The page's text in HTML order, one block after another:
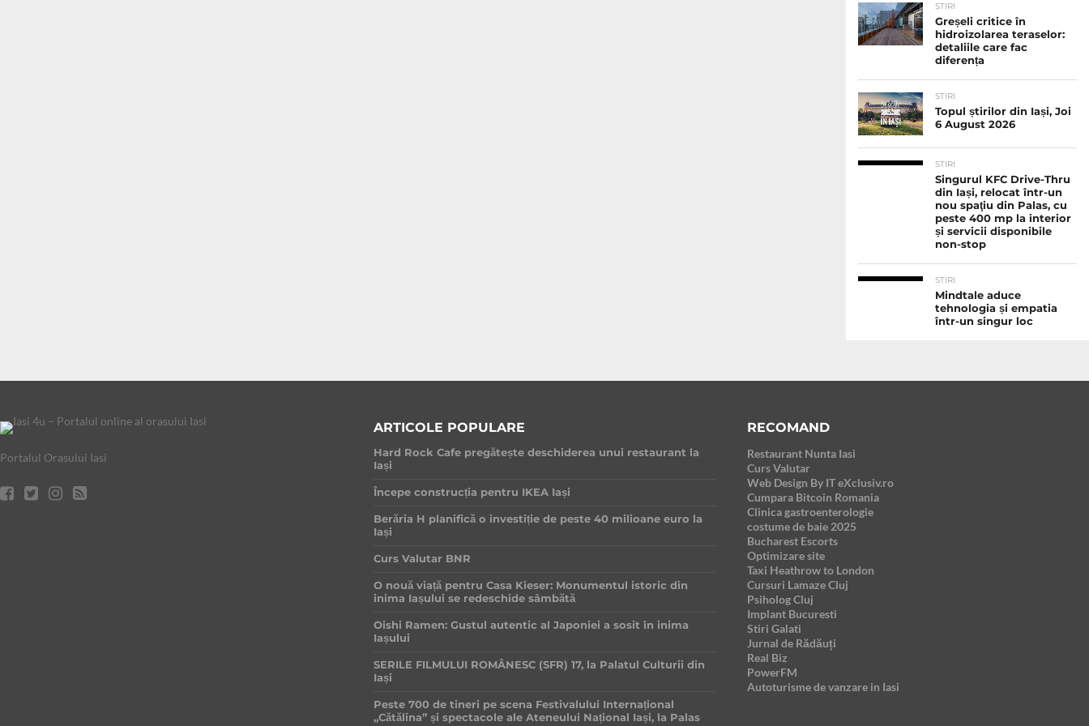
STIRI
Greșeli critice în
hidroizolarea teraselor:
detaliile care fac
diferența
STIRI
Topul știrilor din Iași, Joi
6 August 2026
STIRI
Singurul KFC Drive-Thru
din Iași, relocat într-un
nou spaţiu din Palas, cu
peste 400 mp la interior
și servicii disponibile
non-stop
STIRI
Mindtale aduce
tehnologia și empatia
într-un singur loc
Portalul Orasului Iasi
ARTICOLE POPULARE
Hard Rock Cafe pregătește deschiderea unui restaurant la
Iași
Începe construcția pentru IKEA Iași
Berăria H planifică o investiție de peste 40 milioane euro la
Iași
Curs Valutar BNR
O nouă viață pentru Casa Kieser: Monumentul istoric din
inima Iașului se redeschide sâmbătă
Oishi Ramen: Gustul autentic al Japoniei a sosit în inima
Iașului
SERILE FILMULUI ROMÂNESC (SFR) 17, la Palatul Culturii din
Iași
Peste 700 de tineri pe scena Festivalului Internațional
„Cătălina” și spectacole ale Ateneului Național Iași, la Palas
RECOMAND
Restaurant Nunta Iasi
Curs Valutar
Web Design By IT eXclusiv.ro
Cumpara Bitcoin Romania
Clinica gastroenterologie
costume de baie 2025
Bucharest Escorts
Optimizare site
Taxi Heathrow to London
Cursuri Lamaze Cluj
Psiholog Cluj
Implant Bucuresti
Stiri Galati
Jurnal de Rădăuți
Real Biz
PowerFM
Autoturisme de vanzare in Iasi